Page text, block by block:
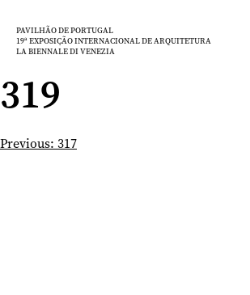
paraPAVILHÃO DE PORTUGAL
19ª EXPOSIÇÃO INTERNACIONAL DE ARQUITETURA
LA BIENNALE DI VENEZIA
319
Navegação
Previous: 317